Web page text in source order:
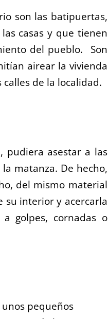
son las batipuertas,
casas y que tienen
del pueblo. Son
airear la vivienda
de la localidad.
pudiera asestar a las
matanza. De hecho,
del mismo material
su interior y acercarla
golpes, cornadas o
pequeños